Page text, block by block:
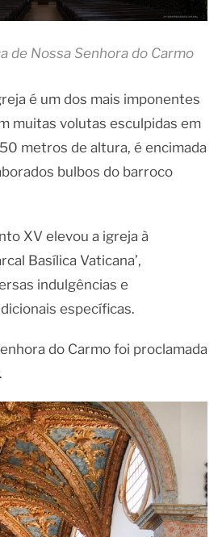
de Nossa Senhora do Carmo
é um dos mais imponentes
muitas volutas esculpidas em
metros de altura, é encimada
bulbos do barroco
XV elevou a igreja à
Basílica Vaticana’,
indulgências e
específicas.
do Carmo foi proclamada